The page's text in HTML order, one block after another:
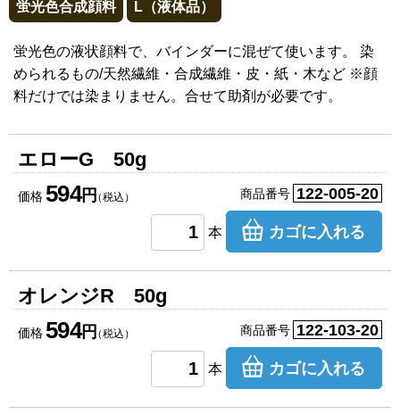
蛍光色合成顔料 L（液体品）
蛍光色の液状顔料で、バインダーに混ぜて使います。 染
められるもの/天然繊維・合成繊維・皮・紙・木など ※顔
料だけでは染まりません。合せて助剤が必要です。
エローG 50g
価格 594円（税込） 商品番号 122-005-20
本 カゴに入れる
オレンジR 50g
価格 594円（税込） 商品番号 122-103-20
本 カゴに入れる